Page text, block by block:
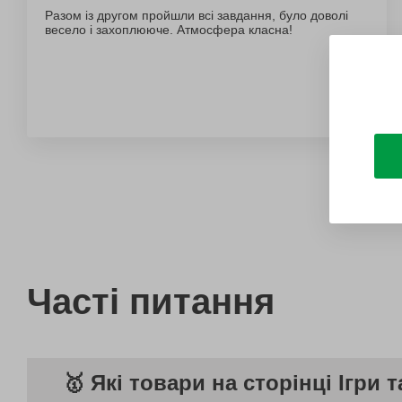
Разом із другом пройшли всі завдання, було доволі
весело і захоплююче. Атмосфера класна!
Часті питання
🥇 Які товари на сторінці Ігри